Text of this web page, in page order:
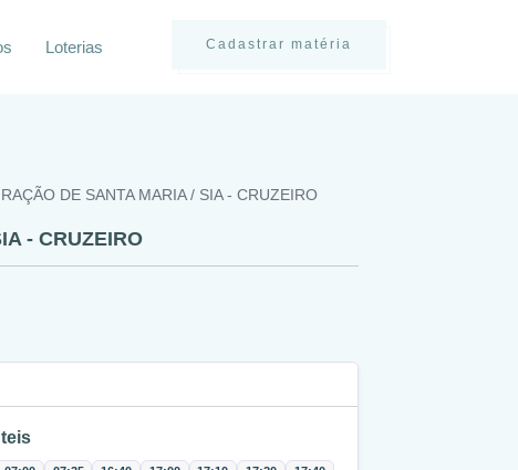
Cadastrar matéria
Loterias
DE SANTA MARIA / SIA - CRUZEIRO
- CRUZEIRO